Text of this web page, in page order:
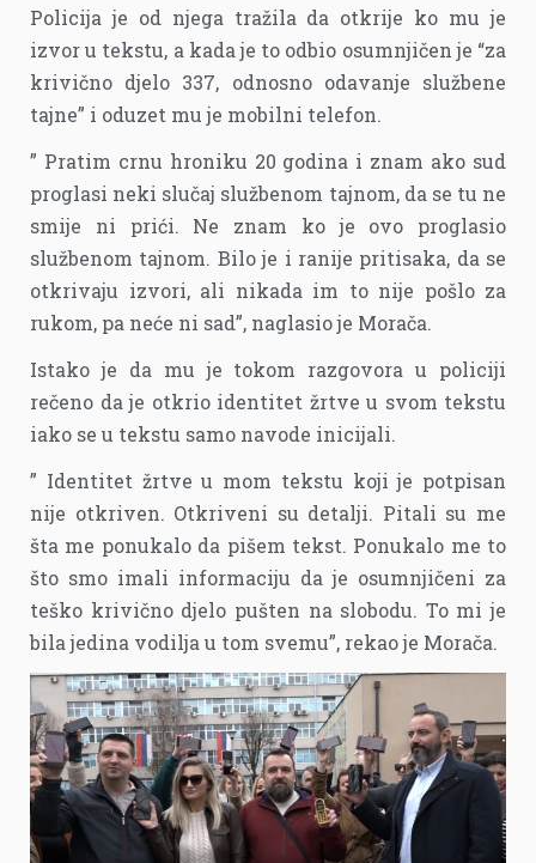
Policija je od njega tražila da otkrije ko mu je
izvor u tekstu, a kada je to odbio osumnjičen je “za
krivično djelo 337, odnosno odavanje službene
tajne” i oduzet mu je mobilni telefon.
” Pratim crnu hroniku 20 godina i znam ako sud
proglasi neki slučaj službenom tajnom, da se tu ne
smije ni prići. Ne znam ko je ovo proglasio
službenom tajnom. Bilo je i ranije pritisaka, da se
otkrivaju izvori, ali nikada im to nije pošlo za
rukom, pa neće ni sad”, naglasio je Morača.
Istako je da mu je tokom razgovora u policiji
rečeno da je otkrio identitet žrtve u svom tekstu
iako se u tekstu samo navode inicijali.
” Identitet žrtve u mom tekstu koji je potpisan
nije otkriven. Otkriveni su detalji. Pitali su me
šta me ponukalo da pišem tekst. Ponukalo me to
što smo imali informaciju da je osumnjičeni za
teško krivično djelo pušten na slobodu. To mi je
bila jedina vodilja u tom svemu”, rekao je Morača.